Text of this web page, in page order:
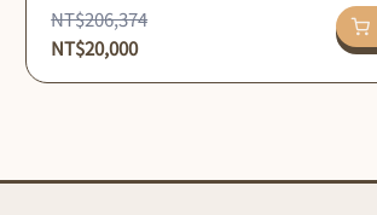
NT$206,374
NT$20,000